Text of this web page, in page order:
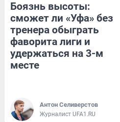
Боязнь высоты:
сможет ли «Уфа» без
тренера обыграть
фаворита лиги и
удержаться на 3-м
месте
Антон Селиверстов
Журналист UFA1.RU